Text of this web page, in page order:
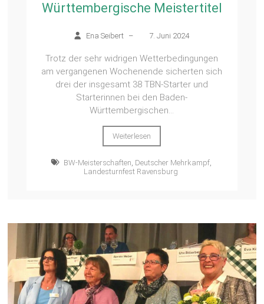
Württembergische Meistertitel
Ena Seibert – 7. Juni 2024
Trotz der sehr widrigen Wetterbedingungen
am vergangenen Wochenende sicherten sich
drei der insgesamt 38 TBN-Starter und
Starterinnen bei den Baden-
Württembergischen...
Weiterlesen
BW-Meisterschaften, Deutscher Mehrkampf,
Landesturnfest Ravensburg